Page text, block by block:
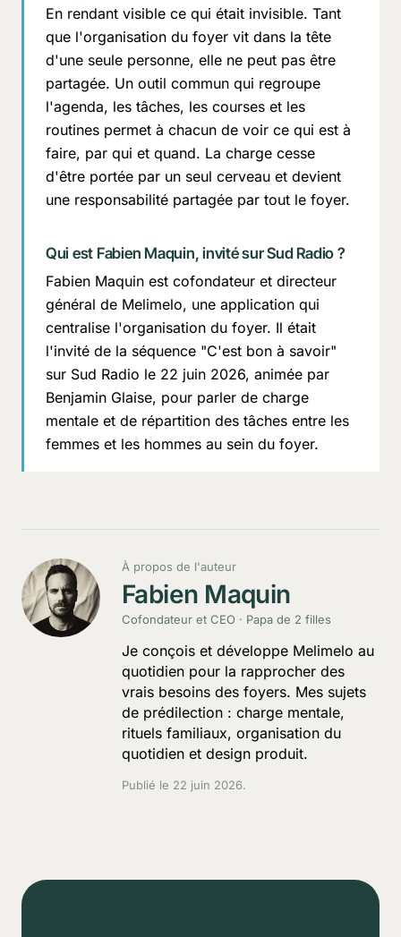
En rendant visible ce qui était invisible. Tant
que l'organisation du foyer vit dans la tête
d'une seule personne, elle ne peut pas être
partagée. Un outil commun qui regroupe
l'agenda, les tâches, les courses et les
routines permet à chacun de voir ce qui est à
faire, par qui et quand. La charge cesse
d'être portée par un seul cerveau et devient
une responsabilité partagée par tout le foyer.
Qui est Fabien Maquin, invité sur Sud Radio ?
Fabien Maquin est cofondateur et directeur
général de Melimelo, une application qui
centralise l'organisation du foyer. Il était
l'invité de la séquence "C'est bon à savoir"
sur Sud Radio le 22 juin 2026, animée par
Benjamin Glaise, pour parler de charge
mentale et de répartition des tâches entre les
femmes et les hommes au sein du foyer.
À propos de l'auteur
Fabien Maquin
Cofondateur et CEO · Papa de 2 filles
Je conçois et développe Melimelo au
quotidien pour la rapprocher des
vrais besoins des foyers. Mes sujets
de prédilection : charge mentale,
rituels familiaux, organisation du
quotidien et design produit.
Publié le 22 juin 2026.